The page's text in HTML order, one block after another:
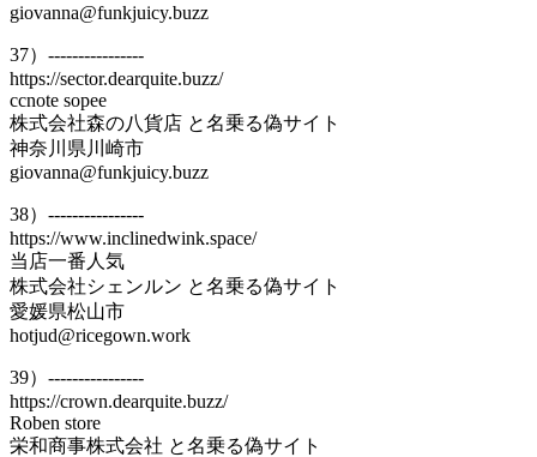
giovanna@funkjuicy.buzz
37）----------------
https://sector.dearquite.buzz/
ccnote sopee
株式会社森の八貨店 と名乗る偽サイト
神奈川県川崎市
giovanna@funkjuicy.buzz
38）----------------
https://www.inclinedwink.space/
当店一番人気
株式会社シェンルン と名乗る偽サイト
愛媛県松山市
hotjud@ricegown.work
39）----------------
https://crown.dearquite.buzz/
Roben store
栄和商事株式会社 と名乗る偽サイト